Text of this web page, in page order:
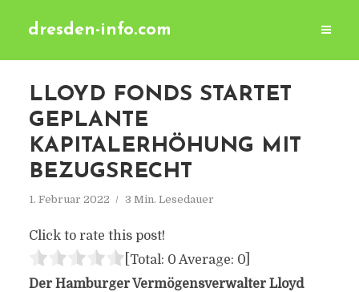
dresden-info.com
LLOYD FONDS STARTET
GEPLANTE
KAPITALERHÖHUNG MIT
BEZUGSRECHT
1. Februar 2022 3 Min. Lesedauer
Click to rate this post!
[Total: 0 Average: 0]
Der Hamburger Vermögensverwalter Lloyd